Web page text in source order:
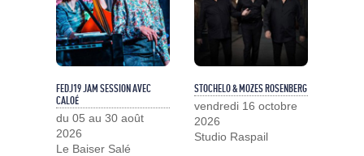
FEDJ19 JAM SESSION AVEC
CALOÉ
du 05 au 30 août
2026
Le Baiser Salé
STOCHELO & MOZES ROSENBERG
vendredi 16 octobre
2026
Studio Raspail